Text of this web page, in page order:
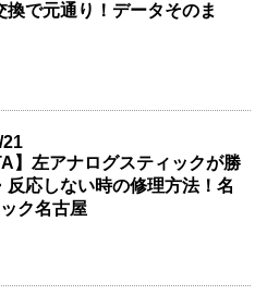
換で元通り！データそのま
21
】左アナログスティックが勝
反応しない時の修理方法！名
ク名古屋